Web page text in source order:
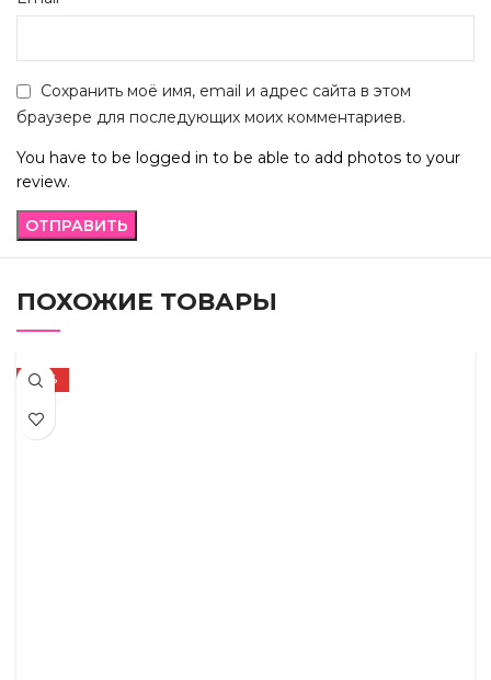
Сохранить моё имя, email и адрес сайта в этом
браузере для последующих моих комментариев.
You have to be logged in to be able to add photos to your
review.
ПОХОЖИЕ ТОВАРЫ
-72%